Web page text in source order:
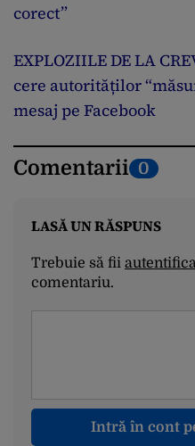
corect”
EXPLOZIILE DE LA
cere autorităților
mesaj pe Facebook
Comentarii 0
LASĂ UN RĂSPUNS
Trebuie să fii
comentariu.
Intră în cont